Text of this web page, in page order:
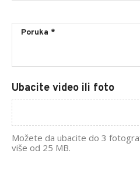
Ubacite video ili foto
Možete da ubacite do 3
više od 25 MB.